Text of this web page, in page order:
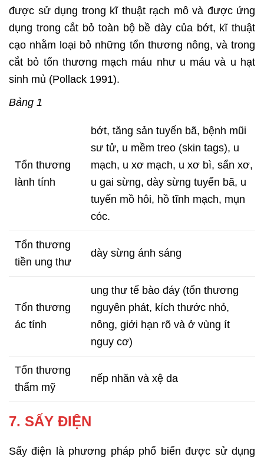
được sử dụng trong kĩ thuật rạch mô và được ứng
dụng trong cắt bỏ toàn bộ bề dày của bớt, kĩ thuật
cạo nhằm loại bỏ những tổn thương nông, và trong
cắt bỏ tổn thương mạch máu như u máu và u hạt
sinh mủ (Pollack 1991).
Bảng 1
Tổn thương
lành tính
bớt, tăng sản tuyến bã, bệnh mũi
sư tử, u mềm treo (skin tags), u
mạch, u xơ mạch, u xơ bì, sẩn xơ,
u gai sừng, dày sừng tuyến bã, u
tuyến mồ hôi, hồ tĩnh mạch, mụn
cóc.
Tổn thương
tiền ung thư
dày sừng ánh sáng
Tổn thương
ác tính
ung thư tế bào đáy (tổn thương
nguyên phát, kích thước nhỏ,
nông, giới hạn rõ và ở vùng ít
nguy cơ)
Tổn thương
thẩm mỹ
nếp nhăn và xệ da
7. SẤY ĐIỆN
Sấy điện là phương pháp phố biến được sử dụng